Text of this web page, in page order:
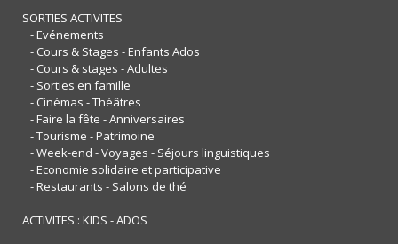
SORTIES ACTIVITES
- Evénements
- Cours & Stages - Enfants Ados
- Cours & stages - Adultes
- Sorties en famille
- Cinémas - Théâtres
- Faire la fête - Anniversaires
- Tourisme - Patrimoine
- Week-end - Voyages - Séjours linguistiques
- Economie solidaire et participative
- Restaurants - Salons de thé
ACTIVITES : KIDS - ADOS